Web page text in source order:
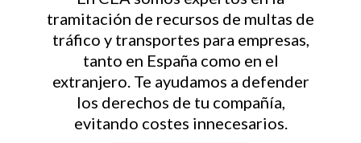
tramitación de recursos de multas de
tráfico y transportes para empresas,
tanto en España como en el
extranjero. Te ayudamos a defender
los derechos de tu compañía,
evitando costes innecesarios.